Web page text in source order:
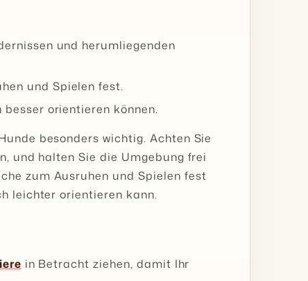
und herumliegenden
und Spielen fest.
orientieren können.
besonders wichtig. Achten Sie
und halten Sie die Umgebung frei
zum Ausruhen und Spielen fest
leichter orientieren kann.
in Betracht ziehen, damit Ihr